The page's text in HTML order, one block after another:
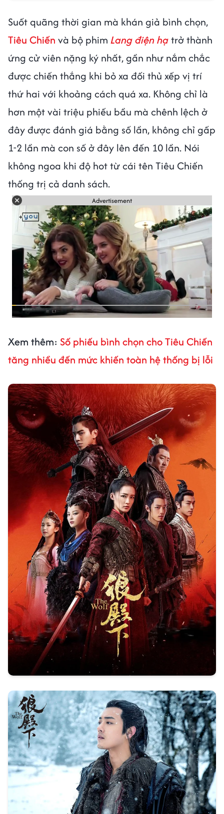
Suốt quãng thời gian mà khán giả bình chọn,
Tiêu Chiến và bộ phim Lang điện hạtrở thành
ứng cử viên nặng ký nhất, gần như nắm chắc
được chiến thắng khi bỏ xa đối thủ xếp vị trí
thứ hai với khoảng cách quá xa. Không chỉ là
hơn một vài triệu phiếu bầu mà chênh lệch ở
đây được đánh giá bằng số lần, không chỉ gấp
1-2 lần mà con số ở đây lên đến 10 lần. Nói
không ngoa khi độ hot từ cái tên Tiêu Chiến
thống trị cả danh sách.
Advertisement
Xem thêm: Số phiếu bình chọn cho Tiêu Chiến
tăng nhiều đến mức khiến toàn hệ thống bị lỗi